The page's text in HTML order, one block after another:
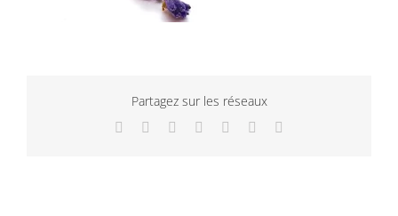
Partagez sur les réseaux
Facebook
TwitterLinkedInWhatsApp
TumblrPinterest